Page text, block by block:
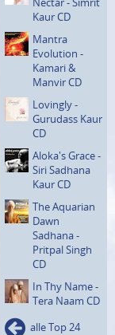
Kaur CD
Mantra
Evolution -
Kamari &
Manvir CD
Lovingly -
Gurudass Kaur
CD
Aloka's Grace -
Siri Sadhana
Kaur CD
The Aquarian
Dawn
Sadhana -
Pritpal Singh
CD
In Thy Name -
Tera Naam CD
alle Top 24